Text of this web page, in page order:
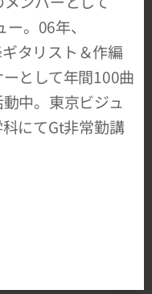
。06年、
タリスト＆作編
として年間100曲
中。​東京ビジュ
にてGt非常勤講